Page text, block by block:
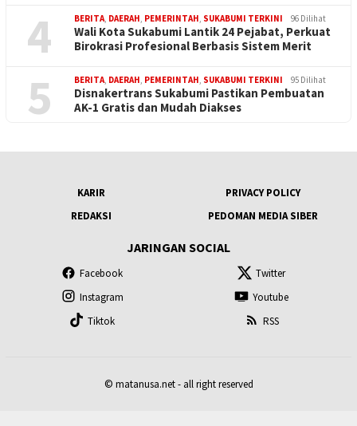
4 BERITA, DAERAH, PEMERINTAH, SUKABUMI TERKINI 96 Dilihat
Wali Kota Sukabumi Lantik 24 Pejabat, Perkuat
Birokrasi Profesional Berbasis Sistem Merit
5 BERITA, DAERAH, PEMERINTAH, SUKABUMI TERKINI 95 Dilihat
Disnakertrans Sukabumi Pastikan Pembuatan
AK-1 Gratis dan Mudah Diakses
KARIR
PRIVACY POLICY
REDAKSI
PEDOMAN MEDIA SIBER
JARINGAN SOCIAL
Facebook
Twitter
Instagram
Youtube
Tiktok
RSS
© matanusa.net - all right reserved